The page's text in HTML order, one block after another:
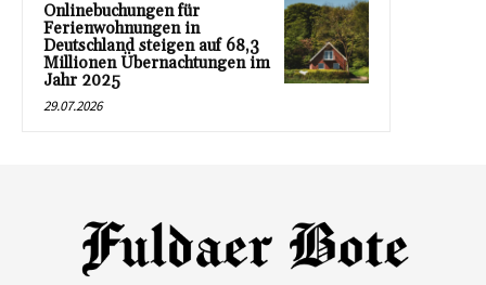
Onlinebuchungen für
Ferienwohnungen in
Deutschland steigen auf 68,3
Millionen Übernachtungen im
Jahr 2025
29.07.2026